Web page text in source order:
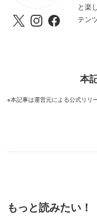
と楽
テン
本
※本記事は運営元による公式リリ
もっと読みたい！